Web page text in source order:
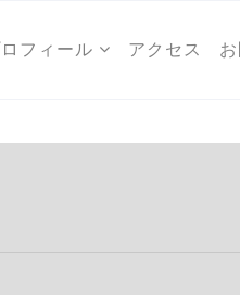
フィール アクセス